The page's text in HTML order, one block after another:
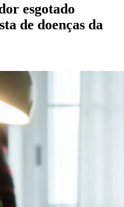
esgotado
de doenças da